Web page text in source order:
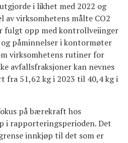
i likhet med 2022 og
virksomhetens målte CO2
fulgt opp med kontrollveiinger
påminnelser i kontormøter
virksomhetens rutiner for
avfallsfraksjoner kan nevnes
fra 51,62 kg i 2023 til 40,4 kg i
på bærekraft hos
i rapporteringsperioden. Det
innkjøp til det som er